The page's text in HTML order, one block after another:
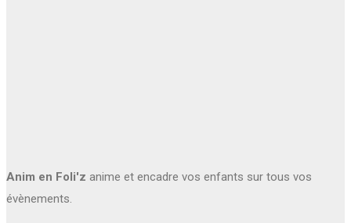
Anim en Foli'z anime et encadre vos enfants sur tous vos
évènements.